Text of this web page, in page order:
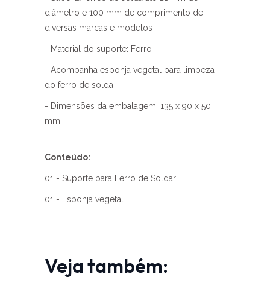
diâmetro e 100 mm de comprimento de
diversas marcas e modelos
- Material do suporte: Ferro
- Acompanha esponja vegetal para limpeza
do ferro de solda
- Dimensões da embalagem: 135 x 90 x 50
mm
Conteúdo:
01 - Suporte para Ferro de Soldar
01 - Esponja vegetal
Veja também: